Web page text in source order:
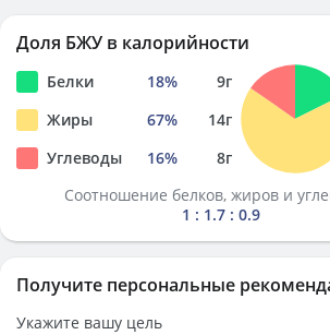
Доля БЖУ в калорийности
Белки 18% 9г
Жиры
67% 14г
Углеводы
16% 8г
Соотношение белков, жиров и
1 : 1.7 : 0.9
Получите персональные
Укажите вашу цель